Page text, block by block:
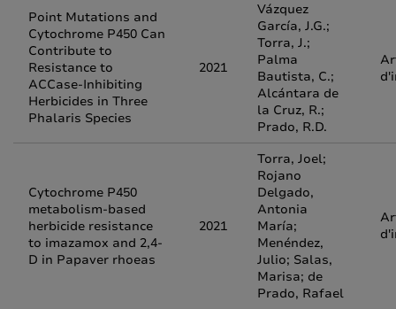
Point Mutations and
Cytochrome P450 Can
Contribute to
Resistance to
ACCase-Inhibiting
Herbicides in Three
Phalaris Species
2021
Vázquez
García, J.G.;
Torra, J.;
Palma
Bautista, C.;
Alcántara de
la Cruz, R.;
Prado, R.D.
Cytochrome P450
metabolism-based
herbicide resistance
to imazamox and 2,4-
D in Papaver rhoeas
2021
Torra, Joel;
Rojano
Delgado,
Antonia
María;
Menéndez,
Julio; Salas,
Marisa; de
Prado, Rafael